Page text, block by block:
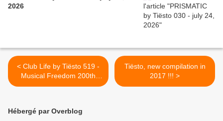
2026
< Club Life by Tiësto 519 -
Musical Freedom 200th
Release Special - March
Tiësto, new compilation in
2017 !!! >
Hébergé par Overblog